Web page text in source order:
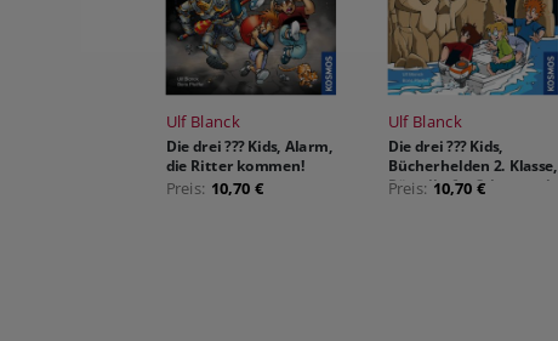
Ulf Blanck
Die drei ??? Kids, Alarm,
die Ritter kommen!
Preis: 10,70 €
Ulf Blanck
Die drei ??? Kids,
Bücherhelden 2. Klasse,
Rätselhafte Schatzsuche
Preis:10,70 €